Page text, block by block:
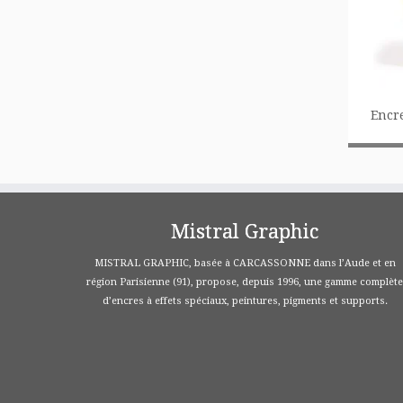
Mistral Graphic
MISTRAL GRAPHIC, basée à CARCASSONNE dans l’Aude et en
région Parisienne (91), propose, depuis 1996, une gamme complète
d’encres à effets spéciaux, peintures, pigments et supports.